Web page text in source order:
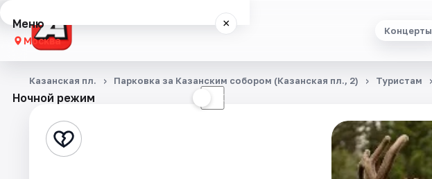
Концерты
Меню ×
Москва
Концерты
Города
Площадки
Ночной режим ☾
Казанская пл. Парковка за Казанским собором (Казанская пл., 2) Туристам